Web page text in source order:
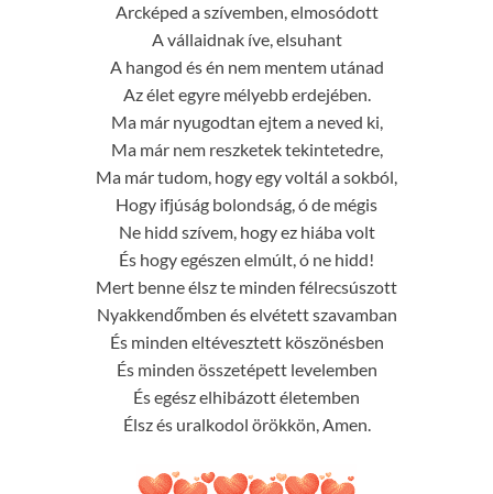
Arcképed a szívemben, elmosódott
A vállaidnak íve, elsuhant
A hangod és én nem mentem utánad
Az élet egyre mélyebb erdejében.
Ma már nyugodtan ejtem a neved ki,
Ma már nem reszketek tekintetedre,
Ma már tudom, hogy egy voltál a sokból,
Hogy ifjúság bolondság, ó de mégis
Ne hidd szívem, hogy ez hiába volt
És hogy egészen elmúlt, ó ne hidd!
Mert benne élsz te minden félrecsúszott
Nyakkendőmben és elvétett szavamban
És minden eltévesztett köszönésben
És minden összetépett levelemben
És egész elhibázott életemben
Élsz és uralkodol örökkön, Amen.